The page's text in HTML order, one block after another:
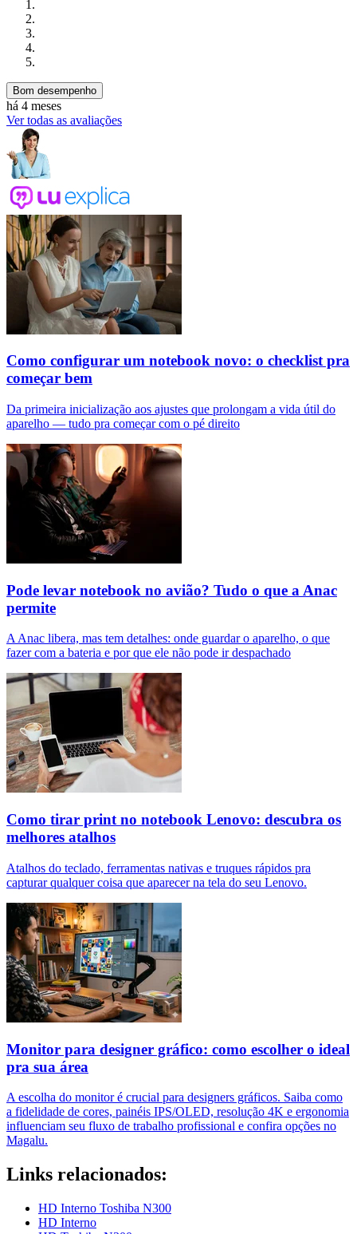
Bom desempenho
há 4 meses
Ver todas as avaliações
Como configurar um notebook novo: o checklist pra
começar bem
Da primeira inicialização aos ajustes que prolongam a vida útil do
aparelho — tudo pra começar com o pé direito
Pode levar notebook no avião? Tudo o que a Anac
permite
A Anac libera, mas tem detalhes: onde guardar o aparelho, o que
fazer com a bateria e por que ele não pode ir despachado
Como tirar print no notebook Lenovo: descubra os
melhores atalhos
Atalhos do teclado, ferramentas nativas e truques rápidos pra
capturar qualquer coisa que aparecer na tela do seu Lenovo.
Monitor para designer gráfico: como escolher o ideal
pra sua área
A escolha do monitor é crucial para designers gráficos. Saiba como
a fidelidade de cores, painéis IPS/OLED, resolução 4K e ergonomia
influenciam seu fluxo de trabalho profissional e confira opções no
Magalu.
Links relacionados:
HD Interno Toshiba N300
HD Interno